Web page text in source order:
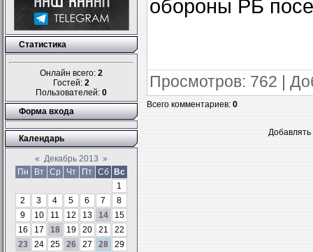
Статистика
Онлайн всего: 2
Гостей: 2
Пользователей: 0
Форма входа
Календарь
« Декабрь 2013 »
Пн
Вт Ср Чт Пт Сб
Вс
1
2
3 4 5 6 7
8
9
10 11 12 13 14
15
16
17 18 19 20 21
22
23
24 25 26 27 28
29
обороны РБ
Просмотров: 762 |
Всего комментариев:0
Добавлять